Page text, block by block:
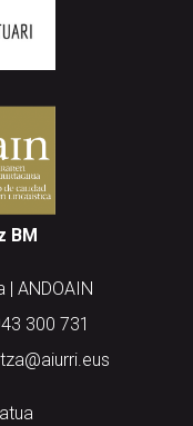
BM
| ANDOAIN
300 731